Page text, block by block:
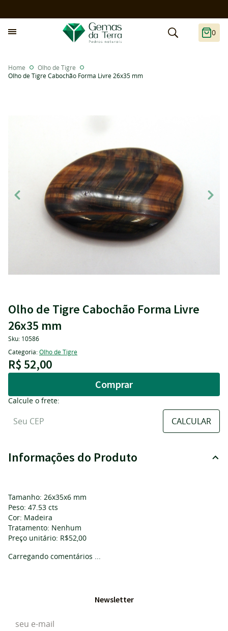
0
Home
Olho de Tigre
Olho de Tigre Cabochão Forma Livre 26x35 mm
Olho de Tigre Cabochão Forma Livre
26x35 mm
Sku: 10586
Categoria:Olho de Tigre
R$ 52,00
Comprar
Calcule o frete:
Informações do Produto
Tamanho: 26x35x6 mm
Peso: 47.53 cts
Cor: Madeira
Tratamento: Nenhum
Preço unitário: R$52,00
Carregando comentários ...
Newsletter